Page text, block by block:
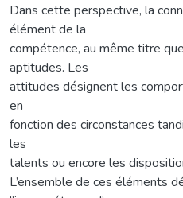
Dans cette perspective, la
élément de la
compétence, au même titre
aptitudes. Les
attitudes désignent les
en
fonction des circonstances
les
talents ou encore les
L’ensemble de ces éléments